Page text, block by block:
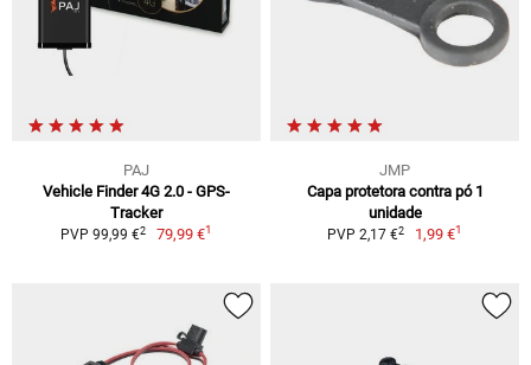
PAJ
Vehicle Finder 4G 2.0 - GPS-
Tracker
PVP 99,99 €2 79,99 €1
JMP
Capa protetora contra pó 1
unidade
PVP 2,17 €2 1,99 €1